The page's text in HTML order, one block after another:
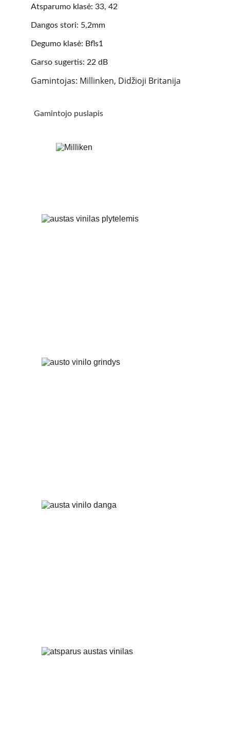
Atsparumo klasė: 33, 42
Dangos stori: 5,2mm
Degumo klasė: Bfls1
Garso sugertis: 22 dB
Gamintojas: Millinken, Didžioji Britanija
Gamintojo puslapis